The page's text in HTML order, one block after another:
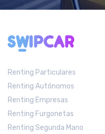
Renting Particulares
Renting Autónomos
Renting Empresas
Renting Furgonetas
Renting Segunda Mano